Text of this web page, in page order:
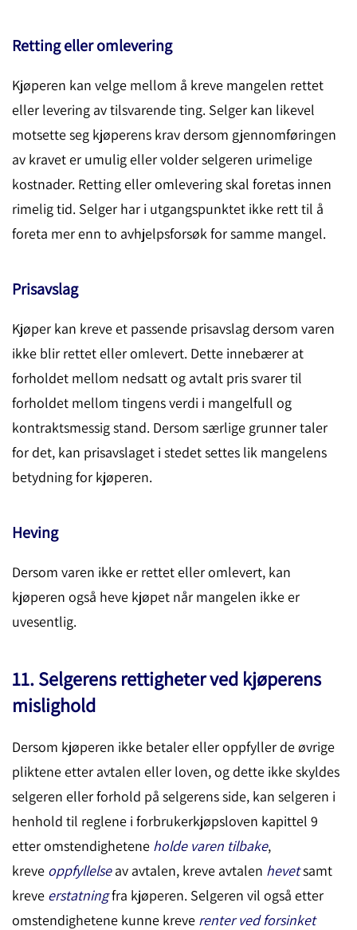
Retting eller omlevering
Kjøperen kan velge mellom å kreve mangelen rettet
eller levering av tilsvarende ting. Selger kan likevel
motsette seg kjøperens krav dersom gjennomføringen
av kravet er umulig eller volder selgeren urimelige
kostnader. Retting eller omlevering skal foretas innen
rimelig tid. Selger har i utgangspunktet ikke rett til å
foreta mer enn to avhjelpsforsøk for samme mangel.
Prisavslag
Kjøper kan kreve et passende prisavslag dersom varen
ikke blir rettet eller omlevert. Dette innebærer at
forholdet mellom nedsatt og avtalt pris svarer til
forholdet mellom tingens verdi i mangelfull og
kontraktsmessig stand. Dersom særlige grunner taler
for det, kan prisavslaget i stedet settes lik mangelens
betydning for kjøperen.
Heving
Dersom varen ikke er rettet eller omlevert, kan
kjøperen også heve kjøpet når mangelen ikke er
uvesentlig.
11. Selgerens rettigheter ved kjøperens
mislighold
Dersom kjøperen ikke betaler eller oppfyller de øvrige
pliktene etter avtalen eller loven, og dette ikke skyldes
selgeren eller forhold på selgerens side, kan selgeren i
henhold til reglene i forbrukerkjøpsloven kapittel 9
etter omstendighetene holde varen tilbake,
kreve oppfyllelseav avtalen, kreve avtalen hevetsamt
kreve erstatningfra kjøperen. Selgeren vil også etter
omstendighetene kunne kreve renter ved forsinket